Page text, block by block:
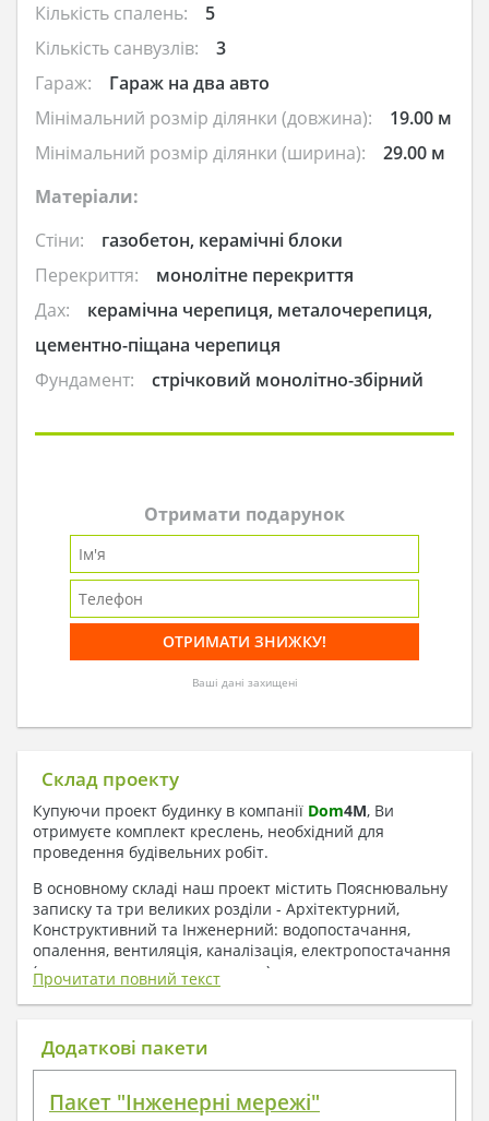
Кількість спалень:
5
Кількість санвузлів:
3
Гараж:
Гараж на два авто
Мінімальний розмір ділянки (довжина):
19.00 м
Мінімальний розмір ділянки (ширина):
29.00 м
Матеріали:
Стіни:
газобетон, керамічні блоки
Перекриття:
монолітне перекриття
Дах:
керамічна черепиця, металочерепиця,
цементно-піщана черепиця
Фундамент:
стрічковий монолітно-збірний
Отримати подарунок
Ваші дані захищені
Склад проекту
Купуючи проект будинку в компанії Dom4M, Ви
отримуєте комплект креслень, необхідний для
проведення будівельних робіт.
В основному складі наш проект містить Пояснювальну
записку та три великих розділи - Архітектурний,
Конструктивний та Інженерний: водопостачання,
опалення, вентиляція, каналізація, електропостачання
( купується за додаткову плату ).
1. До складу Архітектурного розділу
входять:
План покрівлі
Прочитати повний текст
Додаткові пакети
Пакет "Інженерні мережі"